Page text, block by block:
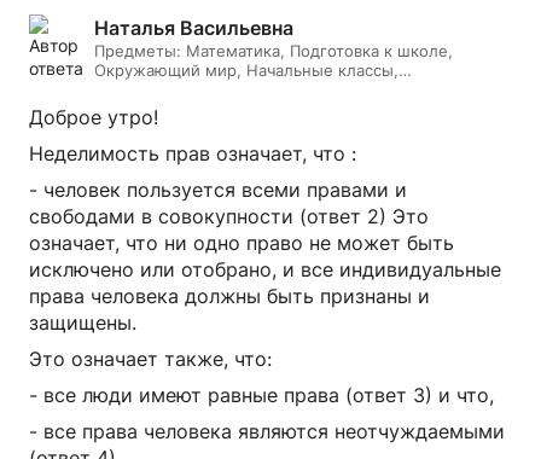
Наталья Васильевна
Предметы: Математика, Подготовка к школе,
Окружающий мир, Начальные классы,
Доброе утро!
Неделимость прав означает, что :
- человек пользуется всеми правами и
свободами в совокупности (ответ 2) Это
означает, что ни одно право не может быть
исключено или отобрано, и все индивидуальные
права человека должны быть признаны и
защищены.
Это означает также, что:
- все люди имеют равные права (ответ 3) и что,
- все права человека являются неотчуждаемыми